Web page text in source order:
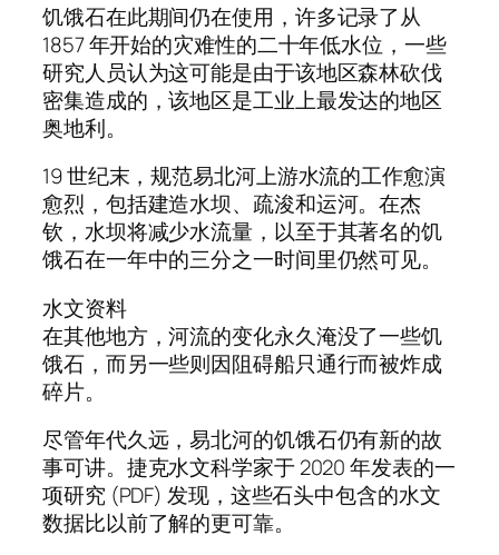
饥饿石在此期间仍在使用，许多记录了从
1857 年开始的灾难性的二十年低水位，一些
研究人员认为这可能是由于该地区森林砍伐
密集造成的，该地区是工业上最发达的地区
奥地利。
19 世纪末，规范易北河上游水流的工作愈演
愈烈，包括建造水坝、疏浚和运河。在杰
钦，水坝将减少水流量，以至于其著名的饥
饿石在一年中的三分之一时间里仍然可见。
水文资料
在其他地方，河流的变化永久淹没了一些饥
饿石，而另一些则因阻碍船只通行而被炸成
碎片。
尽管年代久远，易北河的饥饿石仍有新的故
事可讲。捷克水文科学家于 2020 年发表的一
项研究 (PDF) 发现，这些石头中包含的水文
数据比以前了解的更可靠。